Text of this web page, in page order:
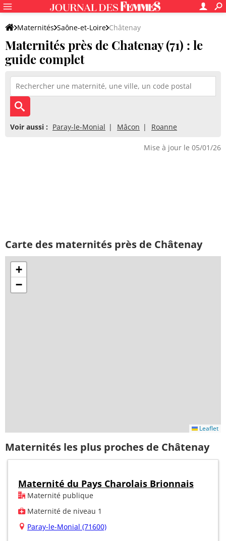
Maternités Saône-et-Loire Châtenay
Maternités près de Chatenay (71) : le
guide complet
Voir aussi : Paray-le-Monial Mâcon Roanne
Mise à jour le 05/01/26
Carte des maternités près de Châtenay
+
−
Leaflet
Maternités les plus proches de Châtenay
Maternité du Pays Charolais Brionnais
Maternité publique
Maternité de niveau 1
Paray-le-Monial (71600)